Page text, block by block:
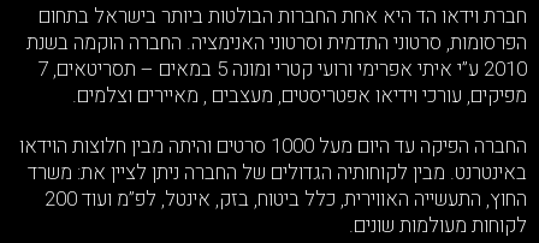
חברת וידאו הד היא אחת החברות הבולטות ביותר בישראל בתחום
הפרסומות, סרטוני התדמית וסרטוני האנימציה. החברה הוקמה בשנת
2010 ע”י איתי אפרימי ורועי קטרי ומונה 5 במאים – תסריטאים, 7
מפיקים, עורכי וידיאו אפטריסטים, מעצבים , מאיירים וצלמים.
החברה הפיקה עד היום מעל 1000 סרטים והיתה מבין חלוצות הוידאו
באינטרנט. מבין לקוחותיה הגדולים של החברה ניתן לציין את: משרד
החוץ, התעשייה האווירית, כלל ביטוח, בזק, אינטל, לפ”מ ועוד 200
לקוחות מעולמות שונים.